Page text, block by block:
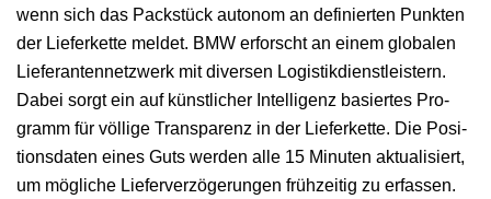
wenn sich das Pack­stück autonom an definierten Punk­ten
der Liefer­kette meldet. BMW erforscht an einem glob­alen
Liefer­an­ten­net­zw­erk mit diversen Logis­tik­di­en­stleis­tern.
Dabei sorgt ein auf kün­stlich­er Intel­li­genz basiertes Pro­
gramm für völ­lige Trans­parenz in der Liefer­kette. Die Posi­
tions­dat­en eines Guts wer­den alle 15 Minuten aktu­al­isiert,
um mögliche Liefer­verzögerun­gen frühzeit­ig zu erfassen.